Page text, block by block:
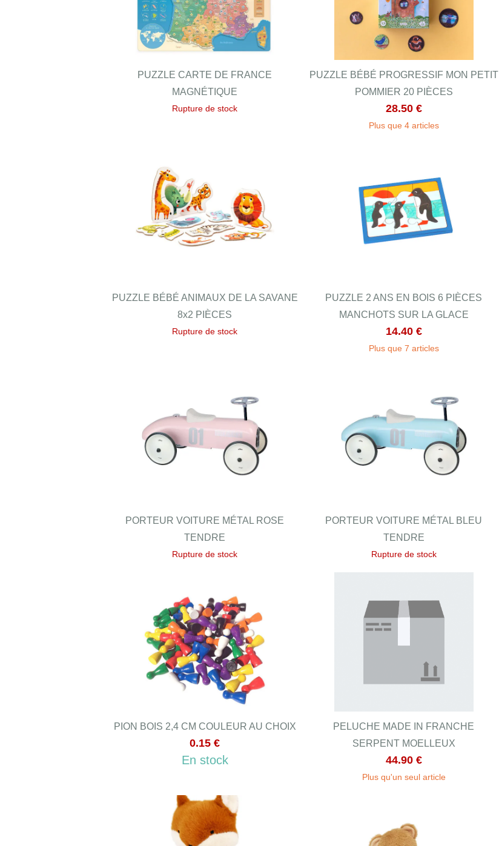
PUZZLE CARTE DE FRANCE
MAGNÉTIQUE
Rupture de stock
PUZZLE BÉBÉ PROGRESSIF MON PETIT
POMMIER 20 PIÈCES
28.50 €
Plus que 4 articles
PUZZLE BÉBÉ ANIMAUX DE LA SAVANE
8x2 PIÈCES
Rupture de stock
PUZZLE 2 ANS EN BOIS 6 PIÈCES
MANCHOTS SUR LA GLACE
14.40 €
Plus que 7 articles
PORTEUR VOITURE MÉTAL ROSE
TENDRE
Rupture de stock
PORTEUR VOITURE MÉTAL BLEU
TENDRE
Rupture de stock
PION BOIS 2,4 CM COULEUR AU CHOIX
0.15 €
En stock
PELUCHE MADE IN FRANCHE
SERPENT MOELLEUX
44.90 €
Plus qu'un seul article